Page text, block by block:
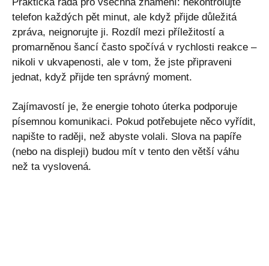
telefon každých pět minut, ale když přijde důležitá
zpráva, neignorujte ji. Rozdíl mezi příležitostí a
promarněnou šancí často spočívá v rychlosti reakce –
nikoli v ukvapenosti, ale v tom, že jste připraveni
jednat, když přijde ten správný moment.
Zajímavostí je, že energie tohoto úterka podporuje
písemnou komunikaci. Pokud potřebujete něco vyřídit,
napište to raději, než abyste volali. Slova na papíře
(nebo na displeji) budou mít v tento den větší váhu
než ta vyslovená.